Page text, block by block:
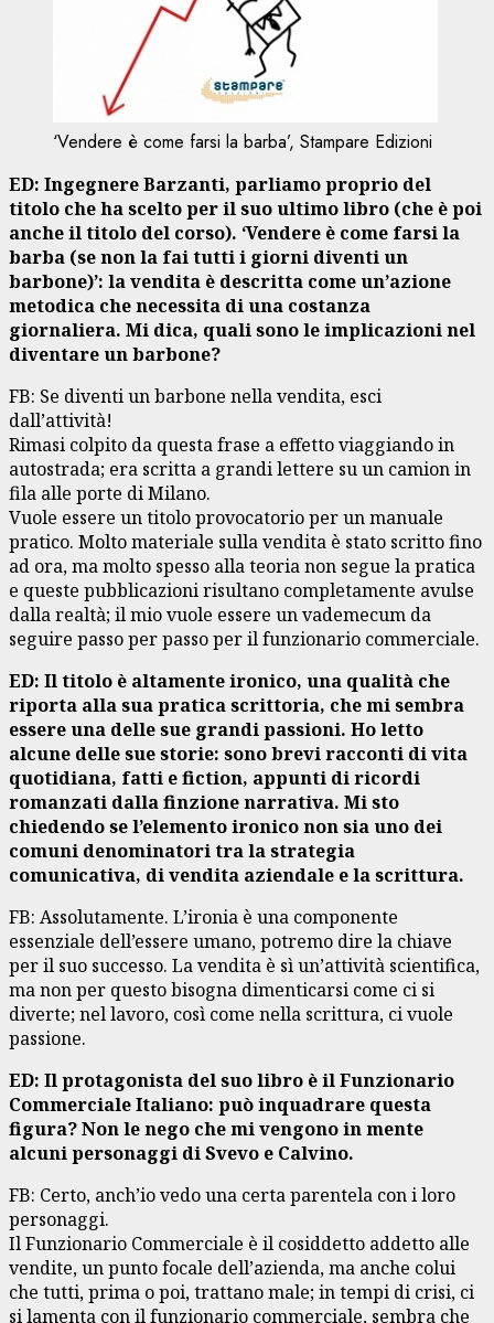
‘Vendere è come farsi la barba’, Stampare Edizioni
ED: Ingegnere Barzanti, parliamo proprio del
titolo che ha scelto per il suo ultimo libro (che è poi
anche il titolo del corso). ‘Vendere è come farsi la
barba (se non la fai tutti i giorni diventi un
barbone)’: la vendita è descritta come un’azione
metodica che necessita di una costanza
giornaliera. Mi dica, quali sono le implicazioni nel
diventare un barbone?
FB: Se diventi un barbone nella vendita, esci
dall’attività!
Rimasi colpito da questa frase a effetto viaggiando in
autostrada; era scritta a grandi lettere su un camion in
fila alle porte di Milano.
Vuole essere un titolo provocatorio per un manuale
pratico. Molto materiale sulla vendita è stato scritto fino
ad ora, ma molto spesso alla teoria non segue la pratica
e queste pubblicazioni risultano completamente avulse
dalla realtà; il mio vuole essere un vademecum da
seguire passo per passo per il funzionario commerciale.
ED: Il titolo è altamente ironico, una qualità che
riporta alla sua pratica scrittoria, che mi sembra
essere una delle sue grandi passioni. Ho letto
alcune delle sue storie: sono brevi racconti di vita
quotidiana, fatti e fiction, appunti di ricordi
romanzati dalla finzione narrativa. Mi sto
chiedendo se l’elemento ironico non sia uno dei
comuni denominatori tra la strategia
comunicativa, di vendita aziendale e la scrittura.
FB: Assolutamente. L’ironia è una componente
essenziale dell’essere umano, potremo dire la chiave
per il suo successo. La vendita è sì un’attività scientifica,
ma non per questo bisogna dimenticarsi come ci si
diverte; nel lavoro, così come nella scrittura, ci vuole
passione.
ED: Il protagonista del suo libro è il Funzionario
Commerciale Italiano: può inquadrare questa
figura? Non le nego che mi vengono in mente
alcuni personaggi di Svevo e Calvino.
FB: Certo, anch’io vedo una certa parentela con i loro
personaggi.
Il Funzionario Commerciale è il cosiddetto addetto alle
vendite, un punto focale dell’azienda, ma anche colui
che tutti, prima o poi, trattano male; in tempi di crisi, ci
si lamenta con il funzionario commerciale, sembra che